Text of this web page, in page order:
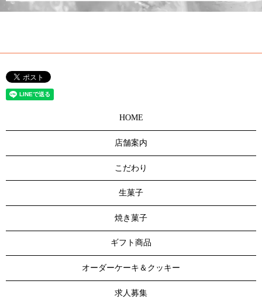
HOME
店舗案内
こだわり
生菓子
焼き菓子
ギフト商品
オーダーケーキ＆クッキー
求人募集